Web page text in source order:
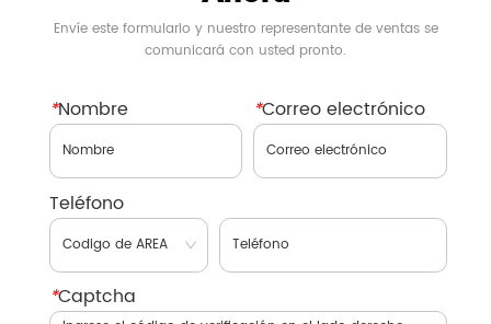
Envíe este formulario y nuestro representante de ventas se
comunicará con usted pronto.
*Nombre *Correo electrónico
Teléfono
*Captcha